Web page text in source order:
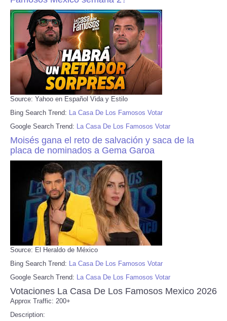
Source: Yahoo en Español Vida y Estilo
Bing Search Trend: La Casa De Los Famosos Votar
Google Search Trend: La Casa De Los Famosos Votar
Moisés gana el reto de salvación y saca de la
placa de nominados a Gema Garoa
Source: El Heraldo de México
Bing Search Trend: La Casa De Los Famosos Votar
Google Search Trend: La Casa De Los Famosos Votar
Votaciones La Casa De Los Famosos Mexico 2026
Approx Traffic: 200+
Description: